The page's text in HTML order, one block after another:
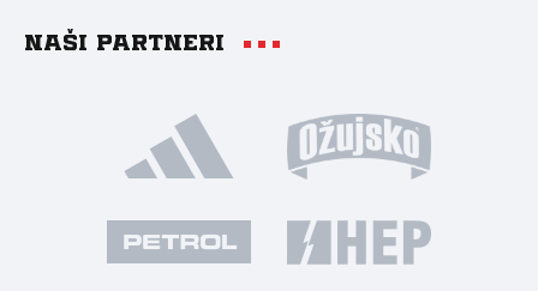
Naši partneri